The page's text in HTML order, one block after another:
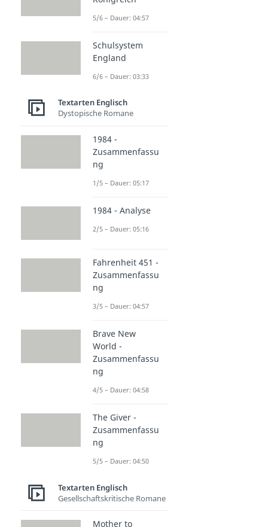
5/6 – Dauer: 04:57
Schulsystem
England
6/6 – Dauer: 03:33
Textarten Englisch
Dystopische Romane
1984 -
Zusammenfassu
ng
1/5 – Dauer: 05:17
1984 - Analyse
2/5 – Dauer: 05:16
Fahrenheit 451 -
Zusammenfassu
ng
3/5 – Dauer: 04:57
Brave New
World -
Zusammenfassu
ng
4/5 – Dauer: 04:58
The Giver -
Zusammenfassu
ng
5/5 – Dauer: 04:50
Textarten Englisch
Gesellschaftskritische Romane
Mother to